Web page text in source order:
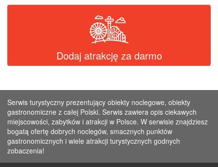
Dodaj atrakcję za darmo
Serwis turystyczny prezentujący obiekty noclegowe, obiekty
gastronomiczne z całej Polski. Serwis zawiera opis ciekawych
miejscowości, zabytków i atrakcji w Polsce. W serwisie znajdziesz
bogatą ofertę dobrych noclegów, smacznych punktów
gastronomicznych i wiele atrakcji turystycznych godnych
zobaczenia!